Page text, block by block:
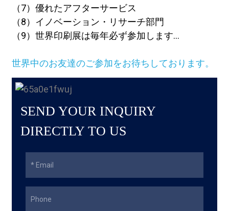
（7）優れたアフターサービス
（8）イノベーション・リサーチ部門
（9）世界印刷展は毎年必ず参加します...
世界中のお友達のご参加をお待ちしております。
SEND YOUR INQUIRY
DIRECTLY TO US